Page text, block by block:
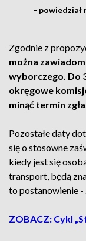
- powiedział
Zgodnie z
można
wyborczego. Do
okręgowe
minąć termin
Pozostałe daty
się o stosowne
kiedy jest się
transport, będą
to postanowienie -
ZOBACZ: Cykl